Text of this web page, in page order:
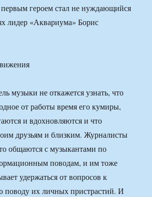
героем стал не нуждающийся
лидер «Аквариума» Борис
музыки не откажется узнать, что
от работы время его кумиры,
и вдохновляются и что
друзьям и близким. Журналисты
общаются с музыкантами по
поводам, и им тоже
удержаться от вопросов к
поводу их личных пристрастий. И